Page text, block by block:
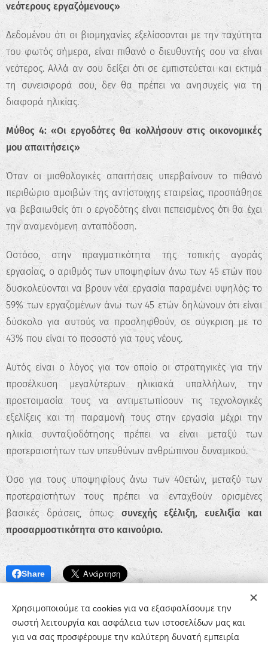
νεότερους εργαζόμενους»
Δεδομένου ότι οι βιομηχανίες εξελίσσονται με την ταχύτητα
του φωτός σήμερα, είναι πιθανό ο διευθυντής σου να είναι
νεότερος. Αλλά αν σου δείξει ότι σε εμπιστεύεται και εκτιμά
τη συνεισφορά σου, δεν θα πρέπει να ανησυχείς για τη
διαφορά ηλικίας.
Μύθος 4: «Οι εργοδότες θα κολλήσουν στις οικονομικές
μου απαιτήσεις»
Όταν οι μισθολογικές απαιτήσεις υπερβαίνουν το πιθανό
περιθώριο αμοιβών της αντίστοιχης εταιρείας, προσπάθησε
να βεβαιωθείς ότι ο εργοδότης είναι πεπεισμένος ότι θα έχει
την αναμενόμενη ανταπόδοση.
Ωστόσο, στην πραγματικότητα της τοπικής αγοράς
εργασίας, ο αριθμός των υποψηφίων άνω των 45 ετών που
δυσκολεύονται να βρουν νέα εργασία παραμένει υψηλός: το
59% των εργαζομένων άνω των 45 ετών δηλώνουν ότι είναι
δύσκολο για αυτούς να προσληφθούν, σε σύγκριση με το
43% που είναι το ποσοστό για τους νέους.
Αυτός είναι ο λόγος για τον οποίο οι στρατηγικές για την
προσέλκυση μεγαλύτερων ηλικιακά υπαλλήλων, την
προετοιμασία τους να αντιμετωπίσουν τις τεχνολογικές
εξελίξεις και τη παραμονή τους στην εργασία μέχρι την
ηλικία συνταξιοδότησης πρέπει να είναι μεταξύ των
προτεραιοτήτων των υπευθύνων ανθρώπινου δυναμικού.
Όσο για τους υποψηφίους άνω των 40ετών, μεταξύ των
προτεραιοτήτων τους πρέπει να ενταχθούν ορισμένες
βασικές δράσεις, όπως: συνεχής εξέλιξη, ευελιξία και
προσαρμοστικότητα στο καινούριο.
Share
Χρησιμοποιούμε τα cookies για να εξασφαλίσουμε την
σωστή λειτουργία και ασφάλεια των ιστοσελίδων μας και
για να σας προσφέρουμε την καλύτερη δυνατή εμπειρία